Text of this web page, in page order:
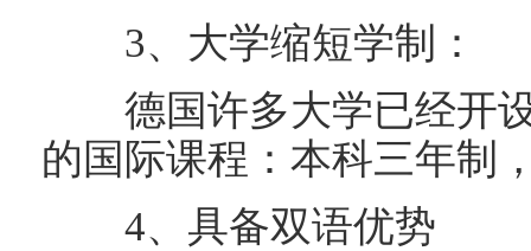
3、大学缩短学制：
德国许多大学已经开设
的国际课程：本科三年制
4、具备双语优势